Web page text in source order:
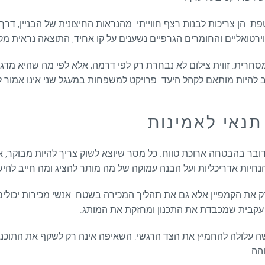
הן צריכות לבנות רצף חווייתי. מהנראות החיצונית של הבניין,
והחומרים הגרפיים נשענים על קו אחיד, התוצאה נראית
זווית צילום לא נבחרת רק לפי דרמה, אלא לפי מה שהיא
מותאם לקהל היעד. פרויקט למשפחות במעגל שני אינו אמור
לאמינות
בהבטחה ארוכת טווח. כל מסר שיוצא לשוק צריך להיות
אדריכליות ועל הבנה עמוקה של מה מותר להציג ומה חייב
הקמפיין אלא גם את תהליך המכירה בשטח. אנשי מכירות
עקבית שמכבדת את התכנון ומחזקת את המותג.
עלולה להחמיץ את הצד הרגשי. השאיפה אינה רק לשקף את